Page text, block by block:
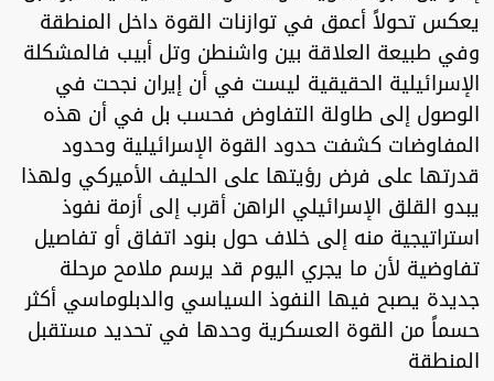
يعكس تحولاً أعمق في توازنات القوة داخل المنطقة
وفي طبيعة العلاقة بين واشنطن وتل أبيب فالمشكلة
الإسرائيلية الحقيقية ليست في أن إيران نجحت في
الوصول إلى طاولة التفاوض فحسب بل في أن هذه
المفاوضات كشفت حدود القوة الإسرائيلية وحدود
قدرتها على فرض رؤيتها على الحليف الأميركي ولهذا
يبدو القلق الإسرائيلي الراهن أقرب إلى أزمة نفوذ
استراتيجية منه إلى خلاف حول بنود اتفاق أو تفاصيل
تفاوضية لأن ما يجري اليوم قد يرسم ملامح مرحلة
جديدة يصبح فيها النفوذ السياسي والدبلوماسي أكثر
حسماً من القوة العسكرية وحدها في تحديد مستقبل
المنطقة